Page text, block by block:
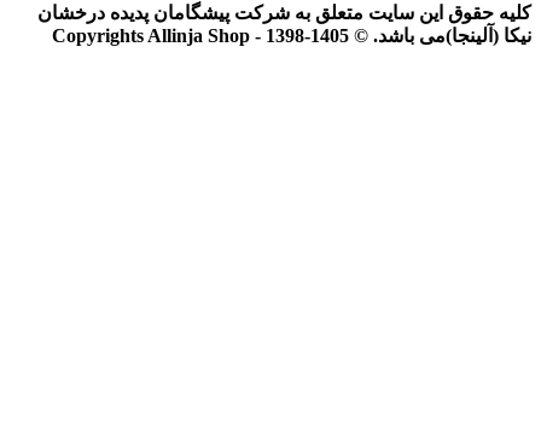
کلیه حقوق این سایت متعلق به شرکت پیشگامان پدیده درخشان
نیکا (آلینجا)می باشد. © Copyrights Allinja Shop - 1398-1405